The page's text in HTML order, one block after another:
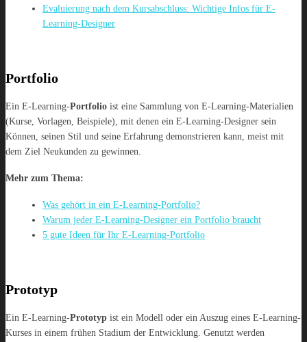
Evaluierung nach dem Kursabschluss: Wichtige Infos für E-
Learning-Designer
Portfolio
Ein E-Learning-Portfolio ist eine Sammlung von E-Learning-Materialien
(Kurse, Vorlagen, Beispiele), mit denen ein E-Learning-Designer sein
Können, seinen Stil und seine Erfahrung demonstrieren kann, meist mit
dem Ziel Neukunden zu gewinnen.
Mehr zum Thema:
Was gehört in ein E-Learning-Portfolio?
Warum jeder E-Learning-Designer ein Portfolio braucht
5 gute Ideen für Ihr E-Learning-Portfolio
Prototyp
Ein E-Learning-Prototyp ist ein Modell oder ein Auszug eines E-Learning-
Kurses in einem frühen Stadium der Entwicklung. Genutzt werden